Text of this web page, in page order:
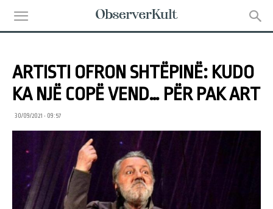
ARTISTI OFRON SHTËPINË: KUDO
KA NJË COPË VEND… PËR PAK ART
30/09/2021 • 09:57